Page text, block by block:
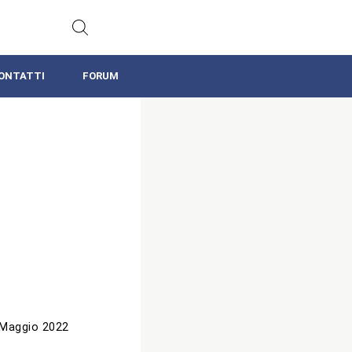
FORUM
2022